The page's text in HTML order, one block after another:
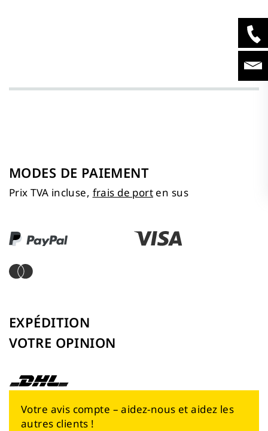
MODES DE PAIEMENT
Prix TVA incluse, frais de port en sus
EXPÉDITION
VOTRE OPINION
Votre avis compte – aidez-nous et aidez les
autres clients !